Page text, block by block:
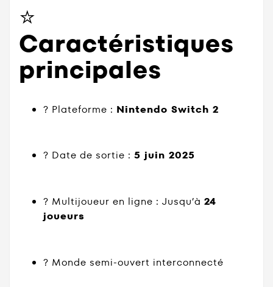
⭐
Caractéristiques
principales
? Plateforme : Nintendo Switch 2
?️ Date de sortie : 5 juin 2025
? Multijoueur en ligne : Jusqu’à 24
joueurs
? Monde semi-ouvert interconnecté